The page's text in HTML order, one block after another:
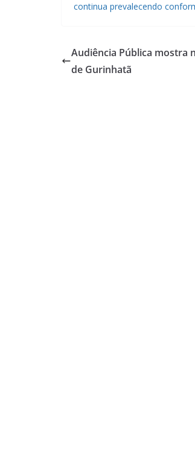
continua prevalecendo
Audiência Pública mostra
de Gurinhatã